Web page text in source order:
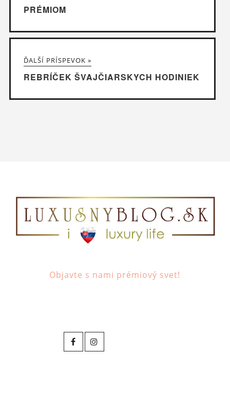
PRÉMIOM
ĎALŠÍ PRÍSPEVOK »
REBRÍČEK ŠVAJČIARSKYCH HODINIEK
Objavte s nami prémiový svet!